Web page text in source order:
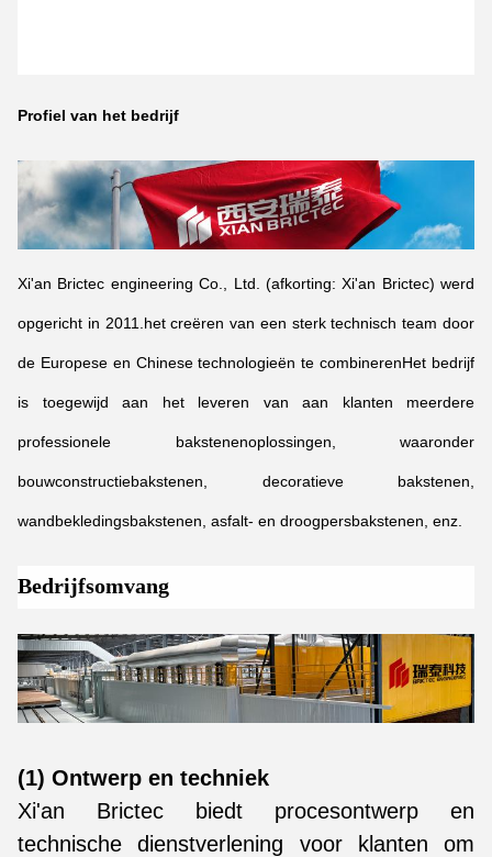
Profiel van het bedrijf
Xi'an Brictec engineering Co., Ltd. (afkorting: Xi'an Brictec) werd
opgericht in 2011.het creëren van een sterk technisch team door
de Europese en Chinese technologieën te combinerenHet bedrijf
is toegewijd aan het leveren van aan klanten meerdere
professionele bakstenenoplossingen, waaronder
bouwconstructiebakstenen, decoratieve bakstenen,
wandbekledingsbakstenen, asfalt- en droogpersbakstenen, enz.
Bedrijfsomvang
(1) Ontwerp en techniek
Xi'an Brictec biedt procesontwerp en
technische dienstverlening voor klanten om